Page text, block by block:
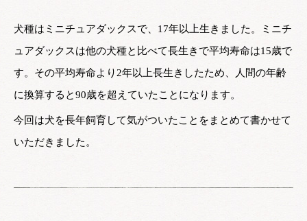
犬種はミニチュアダックスで、17年以上生きました。ミニチ
ュアダックスは他の犬種と比べて長生きで平均寿命は15歳で
す。その平均寿命より2年以上長生きしたため、人間の年齢
に換算すると90歳を超えていたことになります。
今回は犬を長年飼育して気がついたことをまとめて書かせて
いただきました。